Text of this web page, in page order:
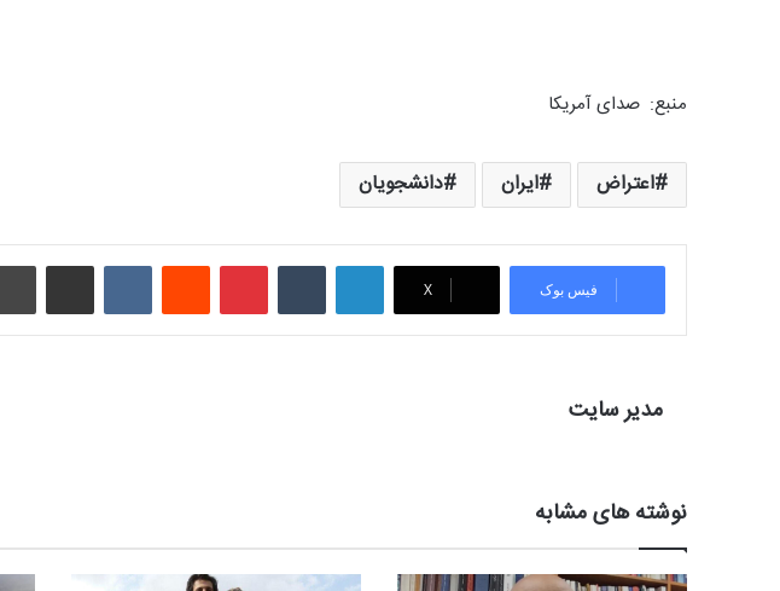
منبع: صدای آمریکا
اعتراض ایران دانشجویان
فیس بوک X
لینکدین ‫پین‌ترست ‫رددیت اشتراک گذاری از طریق ایمیل
مدیر سایت
نوشته های مشابه